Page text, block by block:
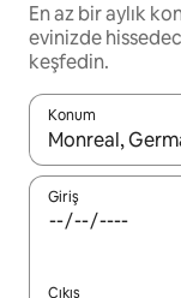
En az bir aylık
evinizde
keşfedin.
Konum
Sonuçlar
Giriş
Çıkış